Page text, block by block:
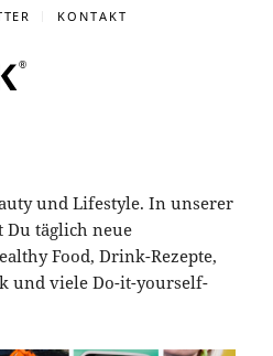
KONTAKT
und Lifestyle. In unserer
täglich neue
Food, Drink-Rezepte,
und viele Do-it-yourself-